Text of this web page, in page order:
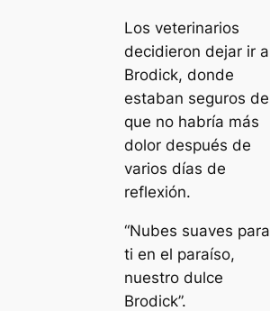
Los veterinarios
decidieron dejar ir a
Brodick, donde
estaban seguros de
que no habría más
dolor después de
varios días de
reflexión.
“Nubes suaves para
ti en el paraíso,
nuestro dulce
Brodick”.